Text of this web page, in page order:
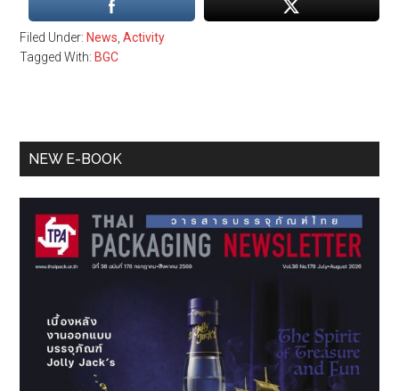
Filed Under: News,Activity
Tagged With: BGC
Primary
NEW E-BOOK